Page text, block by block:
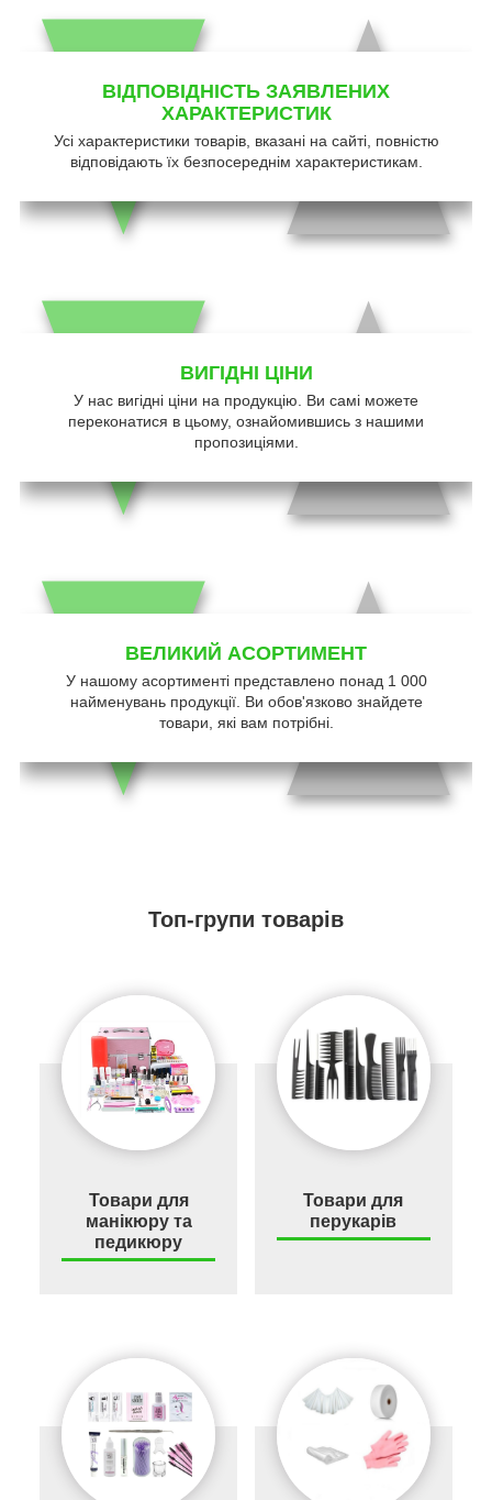
ВІДПОВІДНІСТЬ ЗАЯВЛЕНИХ
ХАРАКТЕРИСТИК
Усі характеристики товарів, вказані на сайті, повністю
відповідають їх безпосереднім характеристикам.
ВИГІДНІ ЦІНИ
У нас вигідні ціни на продукцію. Ви самі можете
переконатися в цьому, ознайомившись з нашими
пропозиціями.
ВЕЛИКИЙ АСОРТИМЕНТ
У нашому асортименті представлено понад 1 000
найменувань продукції. Ви обов'язково знайдете
товари, які вам потрібні.
Топ-групи товарів
Товари для
манікюру та
педикюру
Товари для
перукарів